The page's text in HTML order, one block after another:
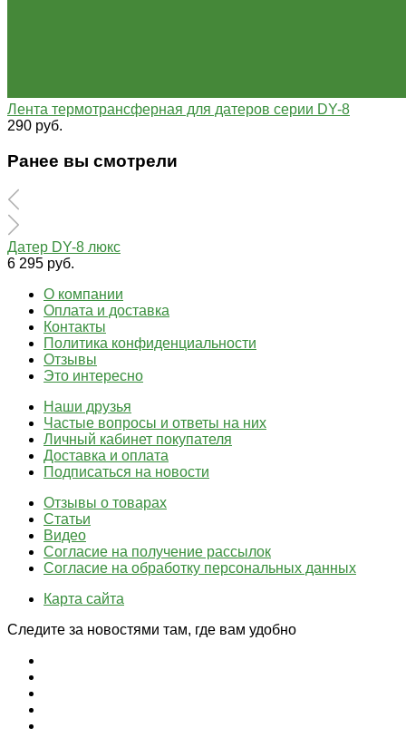
Лента термотрансферная для датеров серии DY-8
290 руб.
Ранее вы смотрели
Датер DY-8 люкс
6 295 руб.
О компании
Оплата и доставка
Контакты
Политика конфиденциальности
Отзывы
Это интересно
Наши друзья
Частые вопросы и ответы на них
Личный кабинет покупателя
Доставка и оплата
Подписаться на новости
Отзывы о товарах
Статьи
Видео
Согласие на получение рассылок
Согласие на обработку персональных данных
Карта сайта
Следите за новостями там, где вам удобно